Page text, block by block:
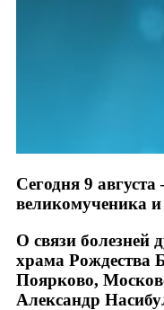
Сегодня 9
великомученика
О связи болезней
храма Рождества
Поярково,
Александр